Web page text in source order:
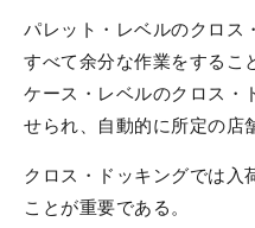
パレット・レベルのクロス
すべて余分な作業をするこ
ケース・レベルのクロス・
せられ、自動的に所定の店
クロス・ドッキングでは入
ことが重要である。